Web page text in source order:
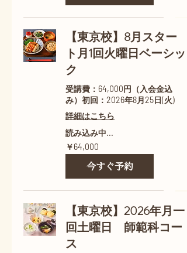
【東京校】8月スター
ト月1回火曜日ベーシッ
ク
受講費：64,000円（入会金込
み）初回：2026年8月25日(火)
詳細はこちら
読み込み中...
64,000
円
￥64,000
今すぐ予約
【東京校】2026年月一
回土曜日 師範科コー
ス